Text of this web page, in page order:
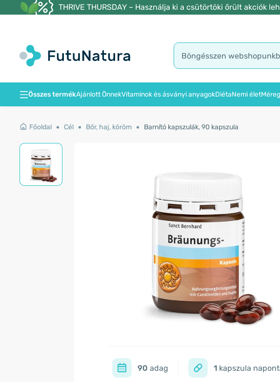
THRIVE THURSDAY – Használja ki a csütörtöki őrült akciók
Összes termékAjánlott ÖnnekVitaminok és ásványi anyagokDiétaNemi élet
Főoldal Cél Bőr, haj, köröm Barnító kapszulák, 90 kapszula
90 adag 1 kapszula